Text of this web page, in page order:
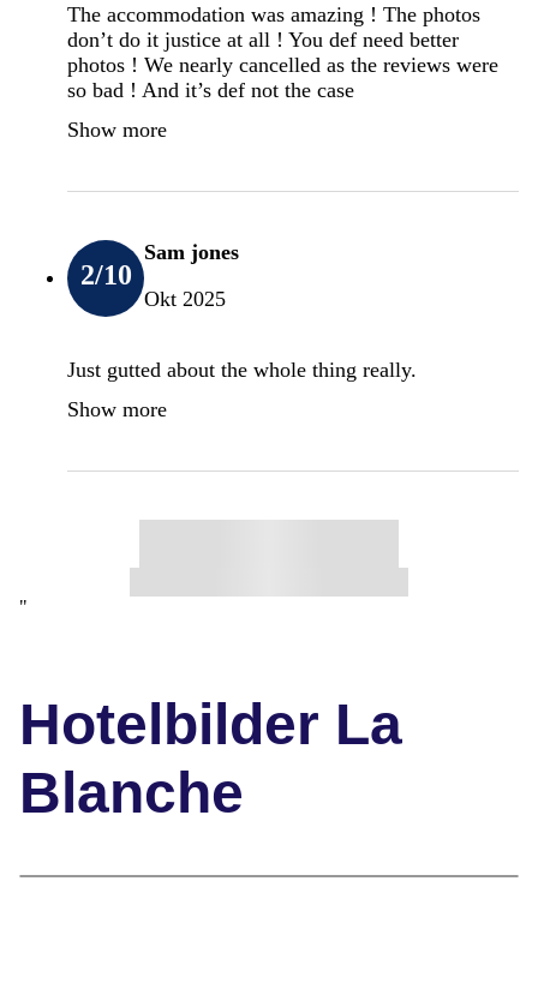
The accommodation was amazing ! The photos
don’t do it justice at all ! You def need better
photos ! We nearly cancelled as the reviews were
so bad ! And it’s def not the case
Show more
2/10
Sam jones
Okt 2025
Just gutted about the whole thing really.
Show more
"
Hotelbilder La
Blanche